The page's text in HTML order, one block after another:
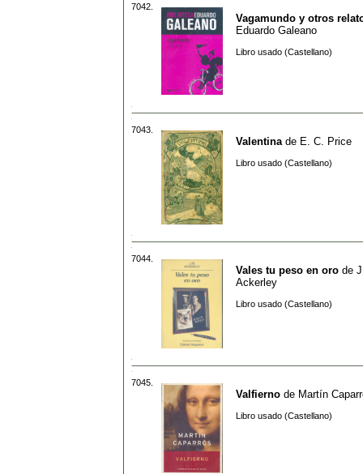
7042.
Vagamundo y otros
Eduardo Galeano
Libro usado (Castellano)
7043.
Valentina de E. C. Price
Libro usado (Castellano)
7044.
Vales tu peso en oro de
Ackerley
Libro usado (Castellano)
7045.
Valfierno de Martín
Libro usado (Castellano)